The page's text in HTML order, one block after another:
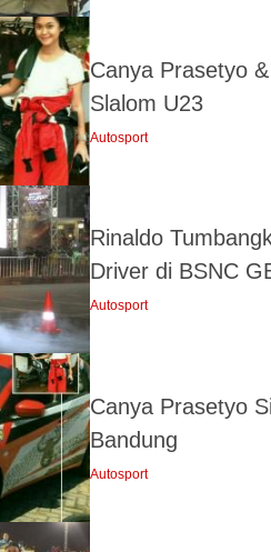
Canya Prasetyo
Slalom U23
Autosport
Rinaldo
Driver di BSNC
Autosport
Canya Prasetyo
Bandung
Autosport